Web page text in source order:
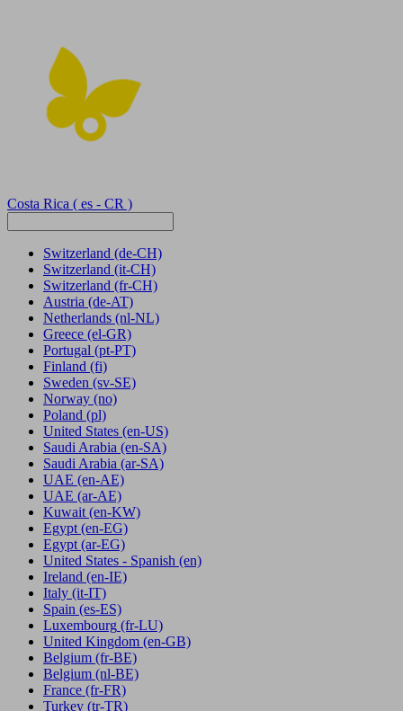
Costa Rica ( es - CR )
Switzerland (de-CH)
Switzerland (it-CH)
Switzerland (fr-CH)
Austria (de-AT)
Netherlands (nl-NL)
Greece (el-GR)
Portugal (pt-PT)
Finland (fi)
Sweden (sv-SE)
Norway (no)
Poland (pl)
United States (en-US)
Saudi Arabia (en-SA)
Saudi Arabia (ar-SA)
UAE (en-AE)
UAE (ar-AE)
Kuwait (en-KW)
Egypt (en-EG)
Egypt (ar-EG)
United States - Spanish (en)
Ireland (en-IE)
Italy (it-IT)
Spain (es-ES)
Luxembourg (fr-LU)
United Kingdom (en-GB)
Belgium (fr-BE)
Belgium (nl-BE)
France (fr-FR)
Turkey (tr-TR)